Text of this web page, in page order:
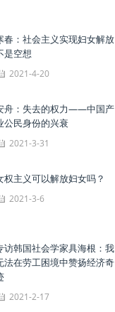
春：社会主义实现妇女解放
是空想
2021-4-20
舟：失去的权力——中国产
公民身份的兴衰
2021-3-31
权主义可以解放妇女吗？
2021-3-6
访韩国社会学家具海根：我
法在劳工困境中赞扬经济奇
2021-2-17